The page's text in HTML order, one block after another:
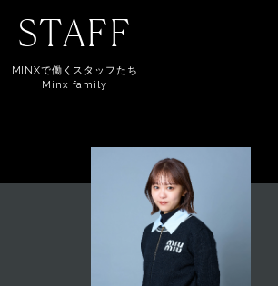
STAFF
MINXで働くスタッフたち
Minx family